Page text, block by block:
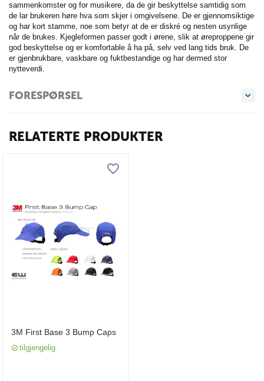
sammenkomster og for musikere, da de gir beskyttelse samtidig som
de lar brukeren høre hva som skjer i omgivelsene. De er gjennomsiktige
og har kort stamme, noe som betyr at de er diskré og nesten usynlige
når de brukes. Kjegleformen passer godt i ørene, slik at øreproppene gir
god beskyttelse og er komfortable å ha på, selv ved lang tids bruk. De
er gjenbrukbare, vaskbare og fuktbestandige og har dermed stor
nytteverdi.
FORESPØRSEL
RELATERTE PRODUKTER
3M First Base 3 Bump Caps
tilgjengelig